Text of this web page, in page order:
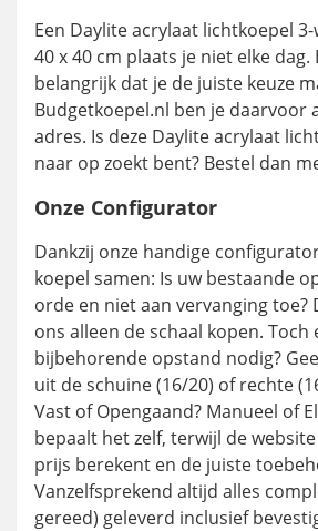
Een Daylite acrylaat lichtkoepel
40 x 40 cm plaats je niet elke
belangrijk dat je de juiste keuze
Budgetkoepel.nl ben je daarvoor
adres. Is deze Daylite acrylaat
naar op zoekt bent? Bestel dan
Onze Configurator
Dankzij onze handige
koepel samen: Is uw bestaande
orde en niet aan vervanging toe?
ons alleen de schaal kopen. Toch
bijbehorende opstand nodig?
uit de schuine (16/20) of rechte
Vast of Opengaand? Manueel of
bepaalt het zelf, terwijl de
prijs berekent en de juiste
Vanzelfsprekend altijd alles
gereed) geleverd inclusief